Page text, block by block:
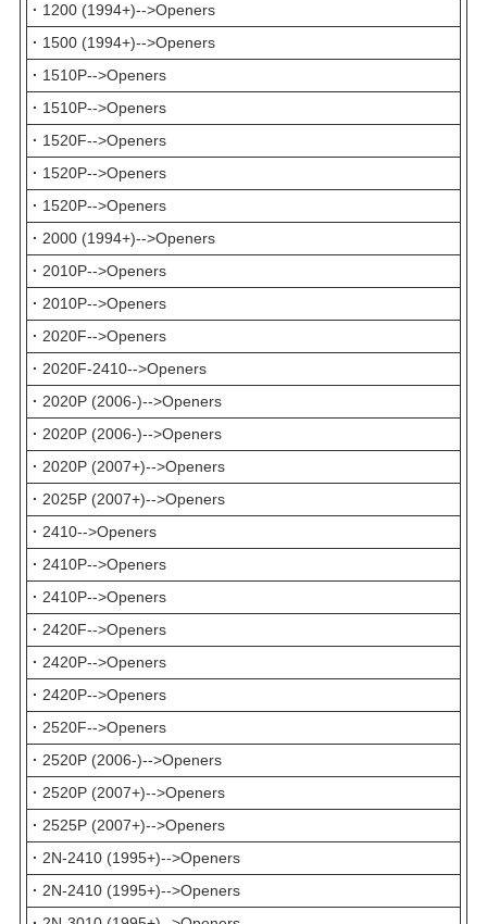
· 1200 (1994+)-->Openers
· 1500 (1994+)-->Openers
· 1510P-->Openers
· 1510P-->Openers
· 1520F-->Openers
· 1520P-->Openers
· 1520P-->Openers
· 2000 (1994+)-->Openers
· 2010P-->Openers
· 2010P-->Openers
· 2020F-->Openers
· 2020F-2410-->Openers
· 2020P (2006-)-->Openers
· 2020P (2006-)-->Openers
· 2020P (2007+)-->Openers
· 2025P (2007+)-->Openers
· 2410-->Openers
· 2410P-->Openers
· 2410P-->Openers
· 2420F-->Openers
· 2420P-->Openers
· 2420P-->Openers
· 2520F-->Openers
· 2520P (2006-)-->Openers
· 2520P (2007+)-->Openers
· 2525P (2007+)-->Openers
· 2N-2410 (1995+)-->Openers
· 2N-2410 (1995+)-->Openers